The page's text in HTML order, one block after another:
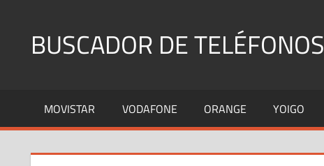
contenidoBUSCADOR DE TELÉFONOS
Fijos
y
MOVISTAR VODAFONE ORANGE YOIGO